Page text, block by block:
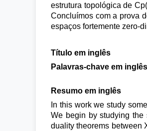
estrutura topológica de
Concluímos com a prova
espaços fortemente zero-
Título em inglês
Palavras-chave em inglês
Resumo em inglês
In this work we study
We begin by studying the
duality theorems between